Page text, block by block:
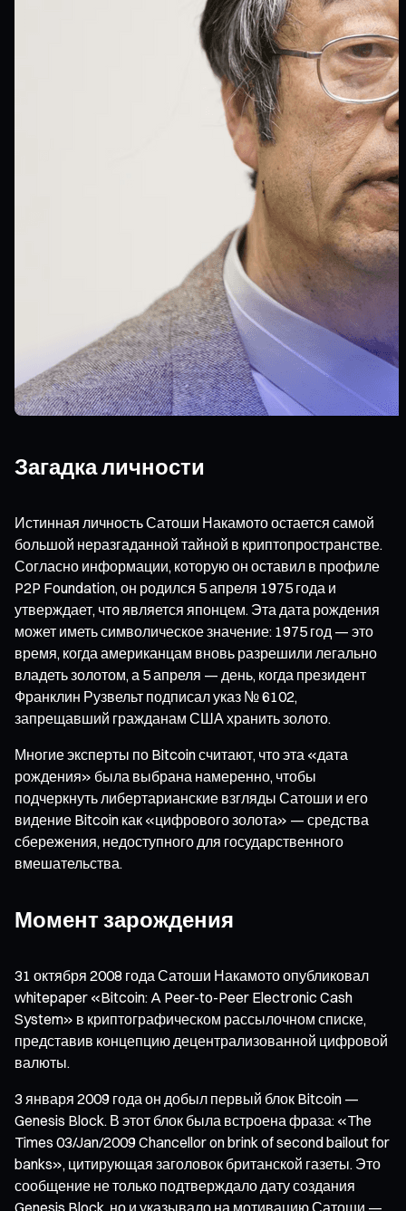
Загадка личности
Истинная личность Сатоши Накамото остается самой
большой неразгаданной тайной в криптопространстве.
Согласно информации, которую он оставил в профиле
P2P Foundation, он родился 5 апреля 1975 года и
утверждает, что является японцем. Эта дата рождения
может иметь символическое значение: 1975 год — это
время, когда американцам вновь разрешили легально
владеть золотом, а 5 апреля — день, когда президент
Франклин Рузвельт подписал указ № 6102,
запрещавший гражданам США хранить золото.
Многие эксперты по Bitcoin считают, что эта «дата
рождения» была выбрана намеренно, чтобы
подчеркнуть либертарианские взгляды Сатоши и его
видение Bitcoin как «цифрового золота» — средства
сбережения, недоступного для государственного
вмешательства.
Момент зарождения
31 октября 2008 года Сатоши Накамото опубликовал
whitepaper «Bitcoin: A Peer-to-Peer Electronic Cash
System» в криптографическом рассылочном списке,
представив концепцию децентрализованной цифровой
валюты.
3 января 2009 года он добыл первый блок Bitcoin —
Genesis Block. В этот блок была встроена фраза: «The
Times 03/Jan/2009 Chancellor on brink of second bailout for
banks», цитирующая заголовок британской газеты. Это
сообщение не только подтверждало дату создания
Genesis Block, но и указывало на мотивацию Сатоши —